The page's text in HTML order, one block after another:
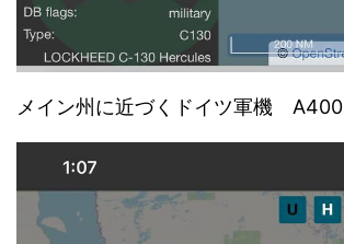
メイン州に近づくドイツ軍機 A400